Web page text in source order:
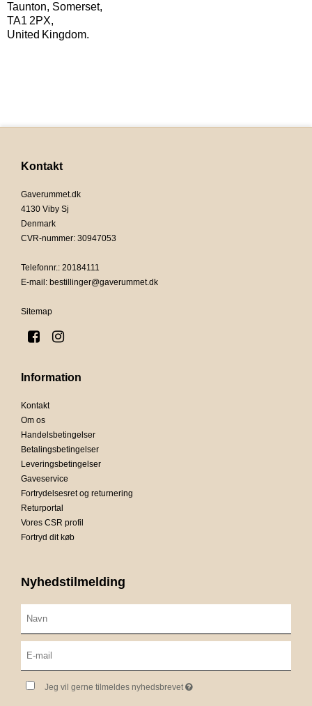
Taunton, Somerset,
TA1 2PX,
United Kingdom.
Kontakt
Gaverummet.dk
4130 Viby Sj
Denmark
CVR-nummer: 30947053
Telefonnr.: 20184111
E-mail : bestillinger@gaverummet.dk
Sitemap
Information
Kontakt
Om os
Handelsbetingelser
Betalingsbetingelser
Leveringsbetingelser
Gaveservice
Fortrydelsesret og returnering
Returportal
Vores CSR profil
Fortryd dit køb
Nyhedstilmelding
Jeg vil gerne tilmeldes nyhedsbrevet